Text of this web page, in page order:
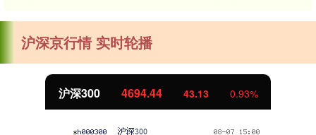
沪深京行情 实时轮播
沪深300 4694.44 43.13 0.93%